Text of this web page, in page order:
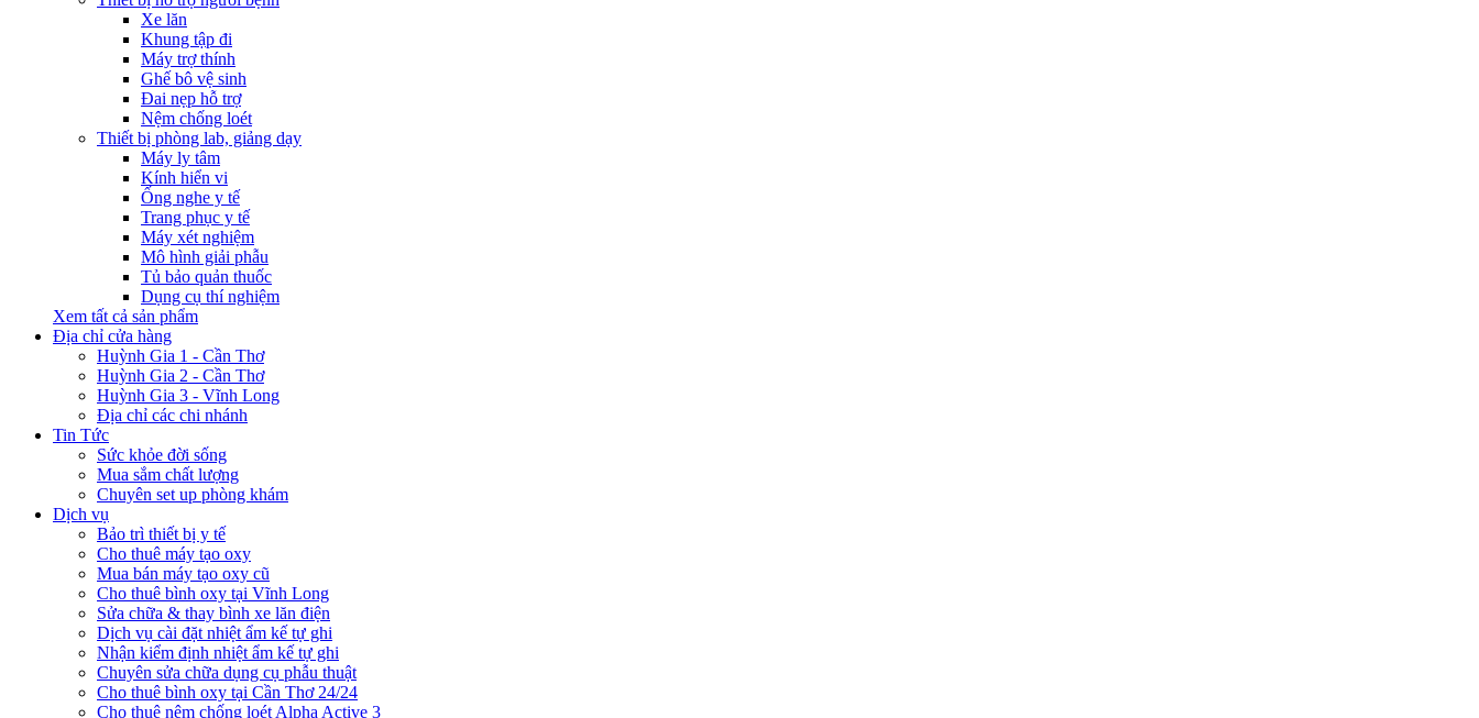
Xe lăn
Khung tập đi
Máy trợ thính
Ghế bô vệ sinh
Đai nẹp hỗ trợ
Nệm chống loét
Thiết bị phòng lab, giảng dạy
Máy ly tâm
Kính hiển vi
Ống nghe y tế
Trang phục y tế
Máy xét nghiệm
Mô hình giải phẫu
Tủ bảo quản thuốc
Dụng cụ thí nghiệm
Xem tất cả sản phẩm
Địa chỉ cửa hàng
Huỳnh Gia 1 - Cần Thơ
Huỳnh Gia 2 - Cần Thơ
Huỳnh Gia 3 - Vĩnh Long
Địa chỉ các chi nhánh
Tin Tức
Sức khỏe đời sống
Mua sắm chất lượng
Chuyên set up phòng khám
Dịch vụ
Bảo trì thiết bị y tế
Cho thuê máy tạo oxy
Mua bán máy tạo oxy cũ
Cho thuê bình oxy tại Vĩnh Long
Sửa chữa & thay bình xe lăn điện
Dịch vụ cài đặt nhiệt ẩm kế tự ghi
Nhận kiểm định nhiệt ẩm kế tự ghi
Chuyên sửa chữa dụng cụ phẫu thuật
Cho thuê bình oxy tại Cần Thơ 24/24
Cho thuê nệm chống loét Alpha Active 3